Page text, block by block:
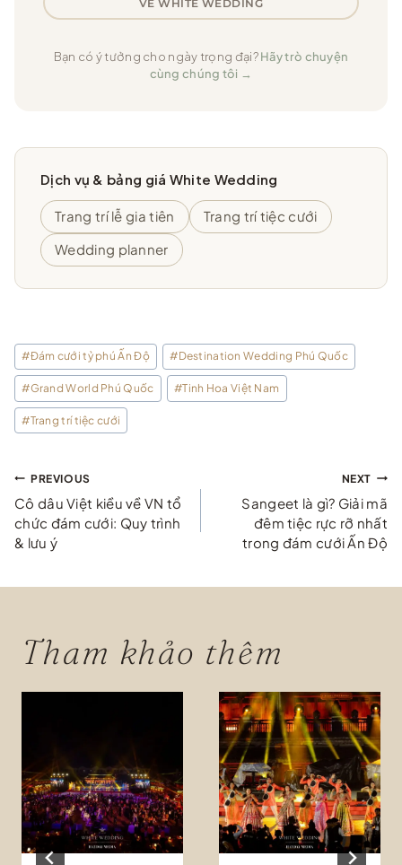
VỀ WHITE WEDDING
Bạn có ý tưởng cho ngày trọng đại?Hãy trò chuyện
cùng chúng tôi →
Dịch vụ & bảng giá White Wedding
Trang trí lễ gia tiên
Trang trí tiệc cưới
Wedding planner
Post
Tags:
#Đám cưới tỷ phú Ấn Độ #Destination Wedding Phú Quốc
#Grand World Phú Quốc #Tinh Hoa Việt Nam
#Trang trí tiệc cưới
Điều
hướng
bài
viết
PREVIOUS
Cô dâu Việt kiều về VN tổ
chức đám cưới: Quy trình
& lưu ý
NEXT
Sangeet là gì? Giải mã
đêm tiệc rực rỡ nhất
trong đám cưới Ấn Độ
Tham khảo thêm